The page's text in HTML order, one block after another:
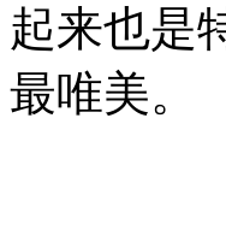
起来也是
最唯美。